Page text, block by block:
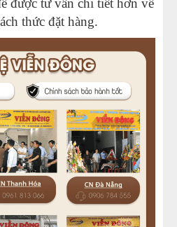
được tư vấn chi tiết hơn về
thức đặt hàng.